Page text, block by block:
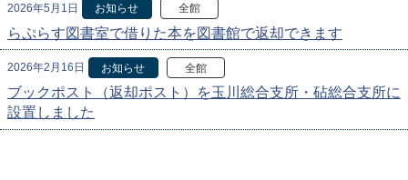
2026年5月1日 お知らせ 全館
らぷらす図書室で借りた本を図書館で返却できます
2026年2月16日 お知らせ 全館
ブックポスト（返却ポスト）を玉川総合支所・砧総合支所に
設置しました